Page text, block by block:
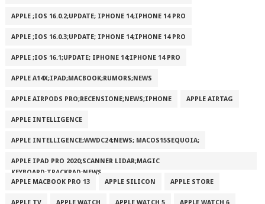
APPLE ;IOS 16.0.2;UPDATE; IPHONE 14;IPHONE 14 PRO
APPLE ;IOS 16.0.3;UPDATE; IPHONE 14;IPHONE 14 PRO
APPLE ;IOS 16.1;UPDATE; IPHONE 14;IPHONE 14 PRO
APPLE A14X;IPAD;MACBOOK;RUMORS;NEWS
APPLE AIRPODS PRO;RECENSIONE;NEWS;IPHONE APPLE AIRTAG
APPLE INTELLIGENCE
APPLE INTELLIGENCE;WWDC24;NEWS; MACOS15SEQUOIA;
APPLE IPAD PRO 2020;SCANNER LIDAR;MAGIC
KEYBOARD;TRACKPAD;NEWS
APPLE MACBOOK PRO 13
APPLE SILICON APPLE STORE